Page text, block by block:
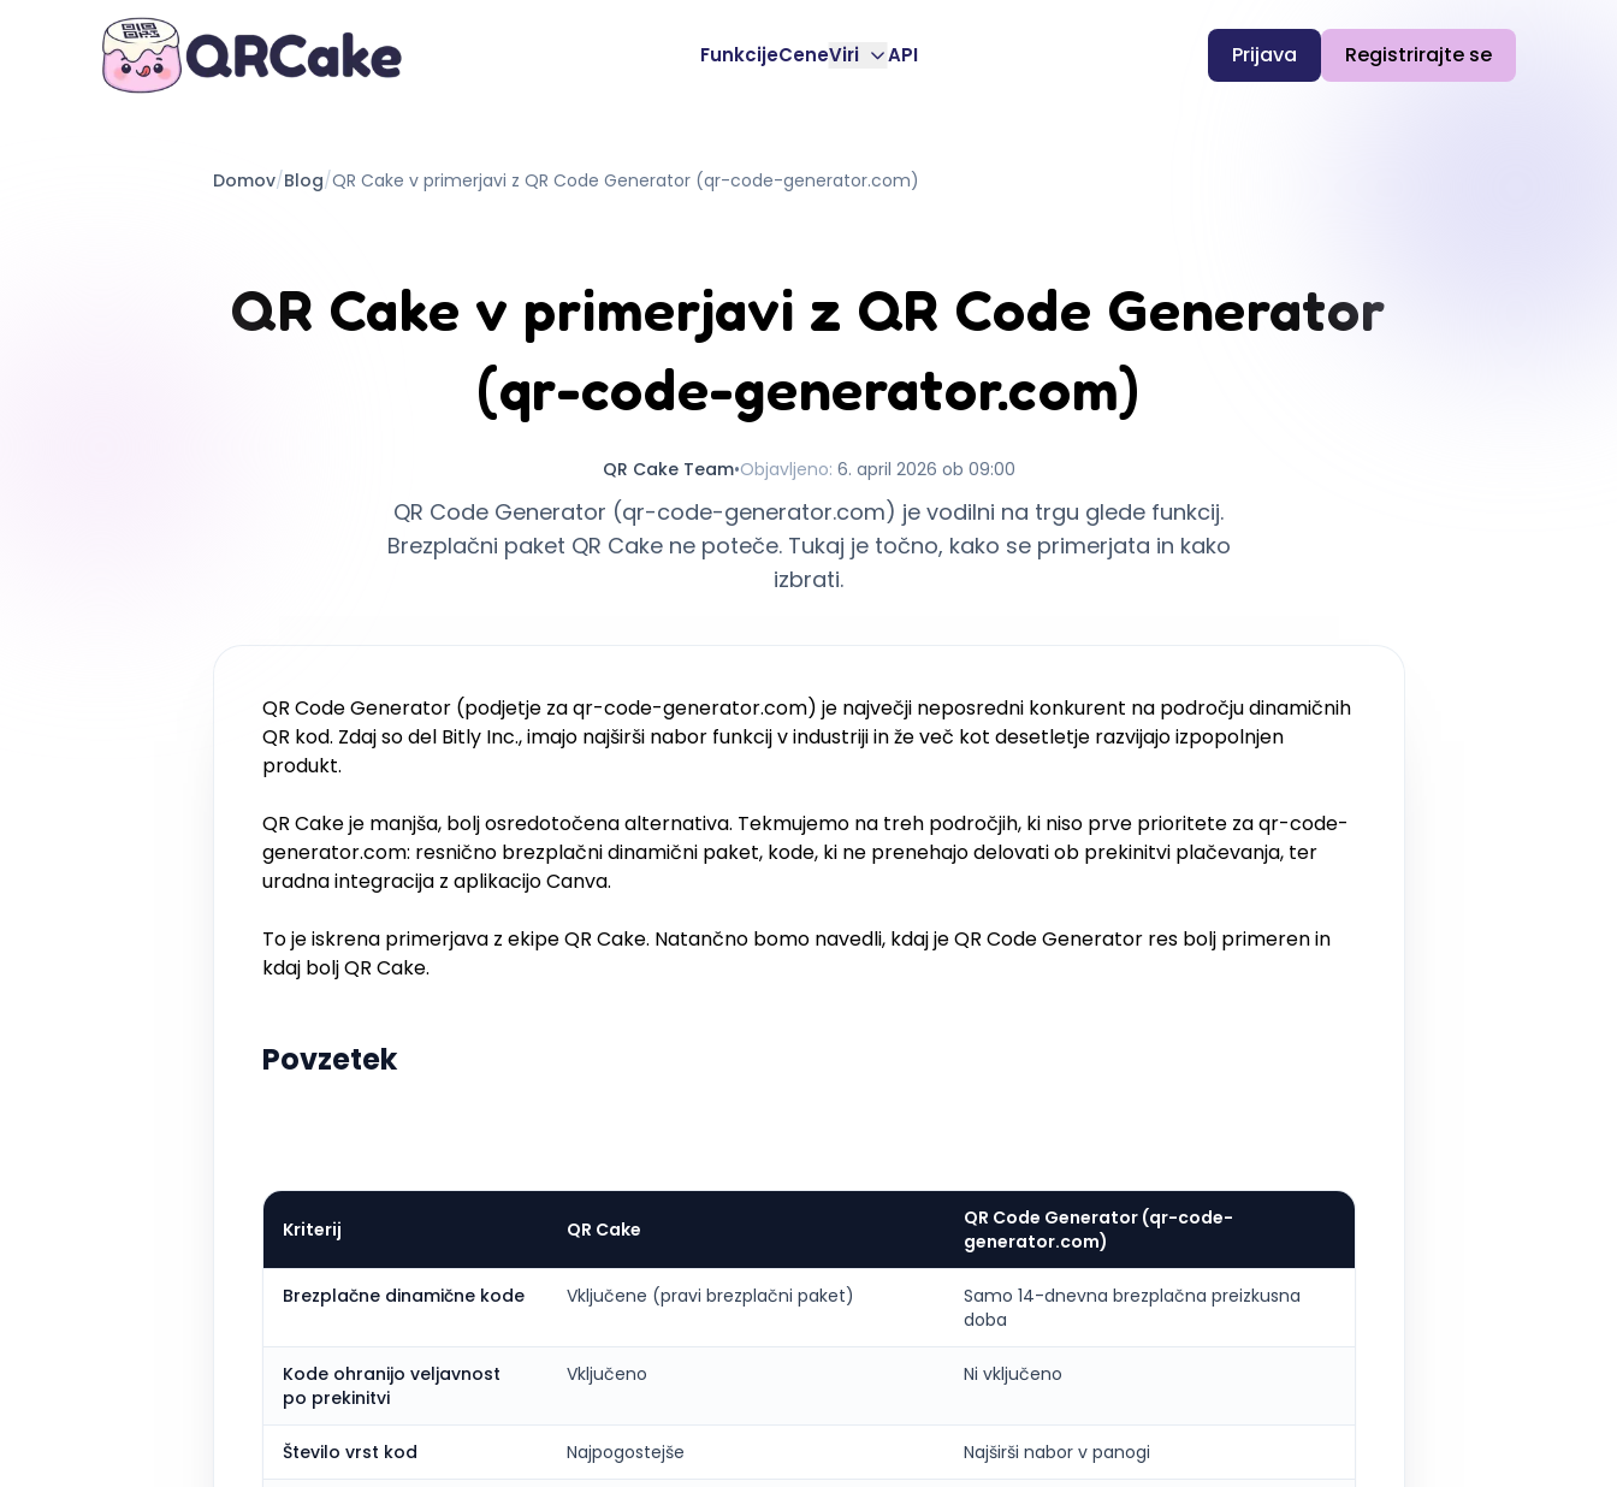
FunkcijeCeneViri API Prijava Registrirajte se
Domov/Blog/QR Cake v primerjavi z QR Code Generator (qr-code-generator.com)
QR Cake v primerjavi z QR Code Generator
(qr-code-generator.com)
QR Cake Team•Objavljeno: 6. april 2026 ob 09:00
QR Code Generator (qr-code-generator.com) je vodilni na trgu glede funkcij.
Brezplačni paket QR Cake ne poteče. Tukaj je točno, kako se primerjata in kako
izbrati.
QR Code Generator (podjetje za qr-code-generator.com) je največji neposredni konkurent na področju dinamičnih
QR kod. Zdaj so del Bitly Inc., imajo najširši nabor funkcij v industriji in že več kot desetletje razvijajo izpopolnjen
produkt.
QR Cake je manjša, bolj osredotočena alternativa. Tekmujemo na treh področjih, ki niso prve prioritete za qr-code-
generator.com: resnično brezplačni dinamični paket, kode, ki ne prenehajo delovati ob prekinitvi plačevanja, ter
uradna integracija z aplikacijo Canva.
To je iskrena primerjava z ekipe QR Cake. Natančno bomo navedli, kdaj je QR Code Generator res bolj primeren in
kdaj bolj QR Cake.
Povzetek
Kriterij QR Cake
QR Code Generator (qr-code-
generator.com)
Brezplačne dinamične kode Vključene (pravi brezplačni paket)
Samo 14-dnevna brezplačna preizkusna
doba
Kode ohranijo veljavnost
po prekinitvi
Vključeno Ni vključeno
Število vrst kod Najpogostejše Najširši nabor v panogi